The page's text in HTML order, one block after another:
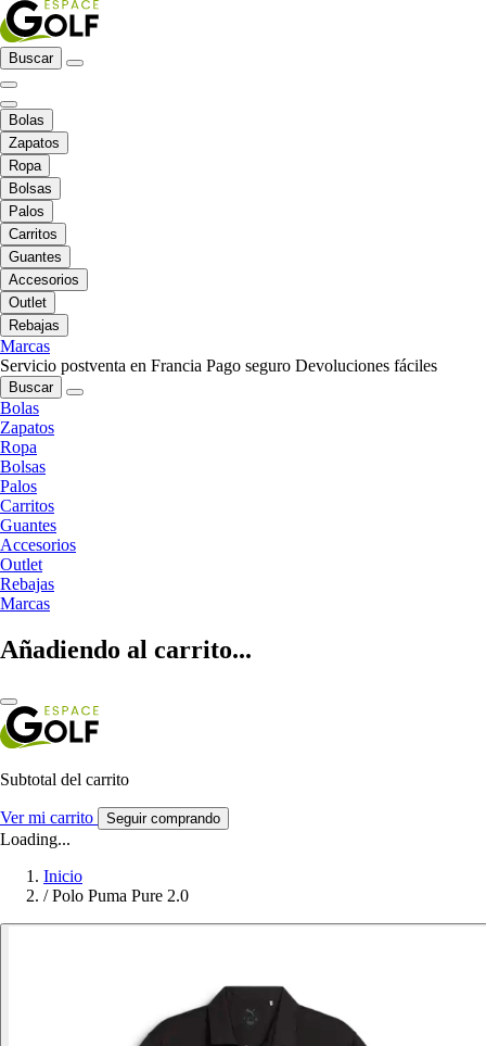
Buscar
Bolas
Zapatos
Ropa
Bolsas
Palos
Carritos
Guantes
Accesorios
Outlet
Rebajas
Marcas
Servicio postventa en Francia Pago seguro Devoluciones fáciles
Buscar
Bolas
Zapatos
Ropa
Bolsas
Palos
Carritos
Guantes
Accesorios
Outlet
Rebajas
Marcas
Añadiendo al carrito...
Subtotal del carrito
Ver mi carrito Seguir comprando
Loading...
Inicio
/ Polo Puma Pure 2.0